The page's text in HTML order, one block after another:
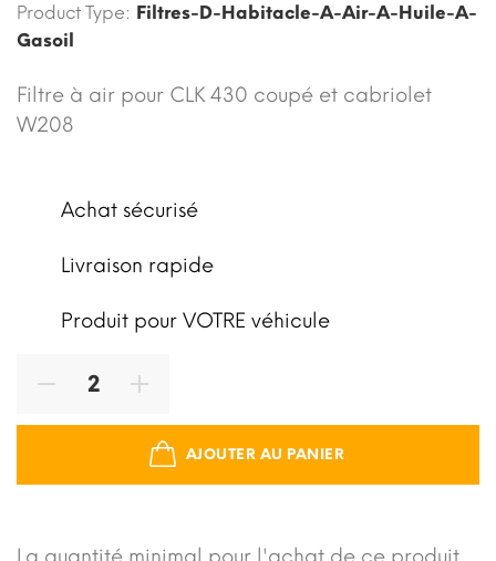
Product Type: Filtres-D-Habitacle-A-Air-A-Huile-A-
Gasoil
Filtre à air pour CLK 430 coupé et cabriolet
W208
Achat sécurisé
Livraison rapide
Produit pour VOTRE véhicule
AJOUTER AU PANIER